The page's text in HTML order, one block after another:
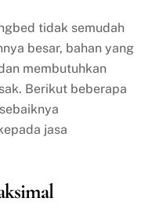
tidak semudah
besar, bahan yang
membutuhkan
Berikut beberapa
jasa